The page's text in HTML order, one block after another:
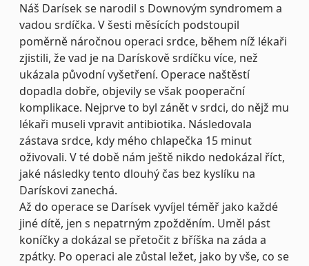
Náš Darísek se narodil s Downovým syndromem a
vadou srdíčka. V šesti měsících podstoupil
poměrně náročnou operaci srdce, během níž lékaři
zjistili, že vad je na Darískově srdíčku více, než
ukázala původní vyšetření. Operace naštěstí
dopadla dobře, objevily se však pooperační
komplikace. Nejprve to byl zánět v srdci, do nějž mu
lékaři museli vpravit antibiotika. Následovala
zástava srdce, kdy mého chlapečka 15 minut
oživovali. V té době nám ještě nikdo nedokázal říct,
jaké následky tento dlouhý čas bez kyslíku na
Darískovi zanechá.
Až do operace se Darísek vyvíjel téměř jako každé
jiné dítě, jen s nepatrným zpožděním. Uměl pást
koníčky a dokázal se přetočit z bříška na záda a
zpátky. Po operaci ale zůstal ležet, jako by vše, co se